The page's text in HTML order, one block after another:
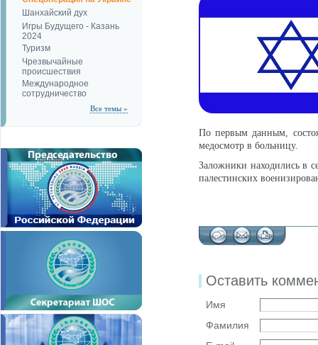
Шанхайский дух
Игры Будущего - Казань
2024
Туризм
Чрезвычайные
происшествия
Международное
сотрудничество
Все темы »
По первым данным,
медосмотр в больницу.
Заложники находились в
палестинских
Оставить
Имя
Фамилия